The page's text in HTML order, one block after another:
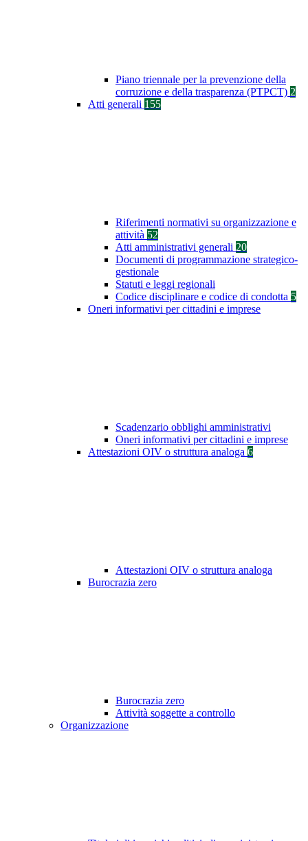
Piano triennale per la prevenzione della
corruzione e della trasparenza (PTPCT) 2
Atti generali 155
Riferimenti normativi su organizzazione e
attività 52
Atti amministrativi generali 20
Documenti di programmazione strategico-
gestionale
Statuti e leggi regionali
Codice disciplinare e codice di condotta 5
Oneri informativi per cittadini e imprese
Scadenzario obblighi amministrativi
Oneri informativi per cittadini e imprese
Attestazioni OIV o struttura analoga 6
Attestazioni OIV o struttura analoga
Burocrazia zero
Burocrazia zero
Attività soggette a controllo
Organizzazione